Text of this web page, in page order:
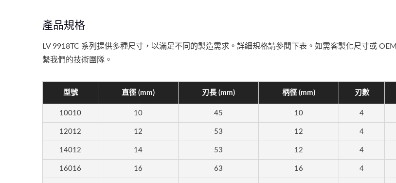
產品規格
LV 9918TC 系列提供多種尺寸，以滿足不同的製造需求。詳細規格請參閱下表。如需客製化尺寸或
繫我們的技術團隊。
型號 直徑 (mm) 刃長 (mm) 柄徑 (mm) 刃數
10010 10 45 10 4
12012 12 53 12 4
14012 14 53 12 4
16016 16 63 16 4
UP 系列 抗震刀桿